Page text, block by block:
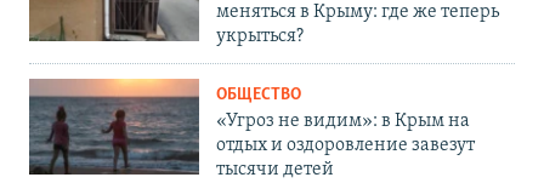
меняться в Крыму: где же теперь
укрыться?
ОБЩЕСТВО
«Угроз не видим»: в Крым на
отдых и оздоровление завезут
тысячи детей